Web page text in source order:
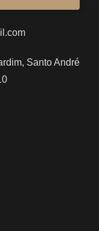
Santo André